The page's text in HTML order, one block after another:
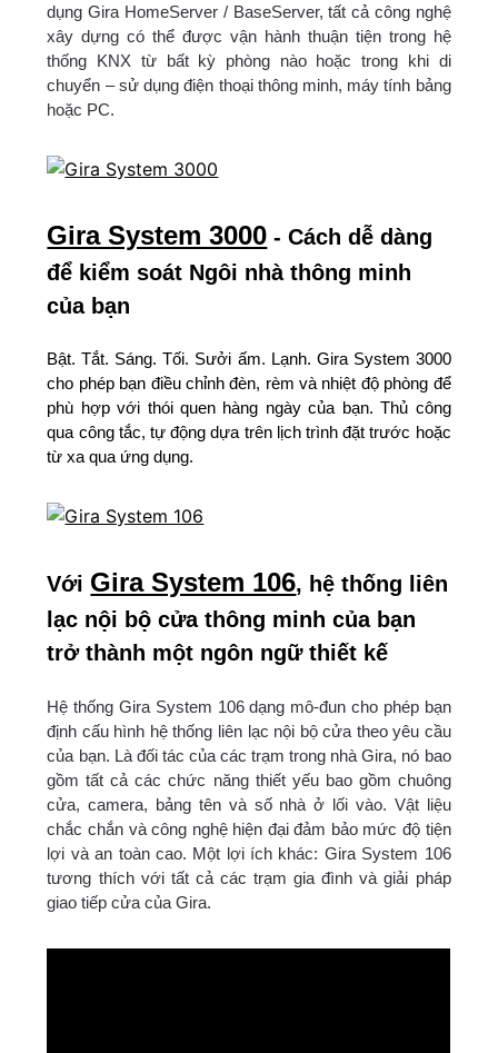
dụng Gira HomeServer / BaseServer, tất cả công nghệ
xây dựng có thể được vận hành thuận tiện trong hệ
thống KNX từ bất kỳ phòng nào hoặc trong khi di
chuyển – sử dụng điện thoại thông minh, máy tính bảng
hoặc PC.
Gira System 3000 - Cách dễ dàng
để kiểm soát Ngôi nhà thông minh
của bạn
Bật. Tắt. Sáng. Tối. Sưởi ấm. Lạnh. Gira System 3000
cho phép bạn điều chỉnh đèn, rèm và nhiệt độ phòng để
phù hợp với thói quen hàng ngày của bạn. Thủ công
qua công tắc, tự động dựa trên lịch trình đặt trước hoặc
từ xa qua ứng dụng.
Với Gira System 106, hệ thống liên
lạc nội bộ cửa thông minh của bạn
trở thành một ngôn ngữ thiết kế
Hệ thống Gira System 106 dạng mô-đun cho phép bạn
định cấu hình hệ thống liên lạc nội bộ cửa theo yêu cầu
của bạn. Là đối tác của các trạm trong nhà Gira, nó bao
gồm tất cả các chức năng thiết yếu bao gồm chuông
cửa, camera, bảng tên và số nhà ở lối vào. Vật liệu
chắc chắn và công nghệ hiện đại đảm bảo mức độ tiện
lợi và an toàn cao. Một lợi ích khác: Gira System 106
tương thích với tất cả các trạm gia đình và giải pháp
giao tiếp cửa của Gira.